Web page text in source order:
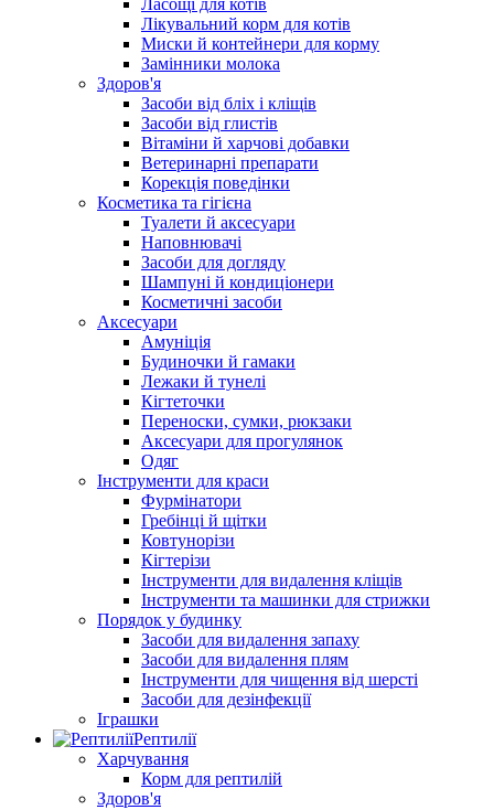
Ласощі для котів
Лікувальний корм для котів
Миски й контейнери для корму
Замінники молока
Здоров'я
Засоби від бліх і кліщів
Засоби від глистів
Вітаміни й харчові добавки
Ветеринарні препарати
Корекція поведінки
Косметика та гігієна
Туалети й аксесуари
Наповнювачі
Засоби для догляду
Шампуні й кондиціонери
Косметичні засоби
Аксесуари
Амуніція
Будиночки й гамаки
Лежаки й тунелі
Кігтеточки
Переноски, сумки, рюкзаки
Аксесуари для прогулянок
Одяг
Інструменти для краси
Фурмінатори
Гребінці й щітки
Ковтунорізи
Кігтерізи
Інструменти для видалення кліщів
Інструменти та машинки для стрижки
Порядок у будинку
Засоби для видалення запаху
Засоби для видалення плям
Інструменти для чищення від шерсті
Засоби для дезінфекції
Іграшки
Рептилії
Харчування
Корм для рептилій
Здоров'я